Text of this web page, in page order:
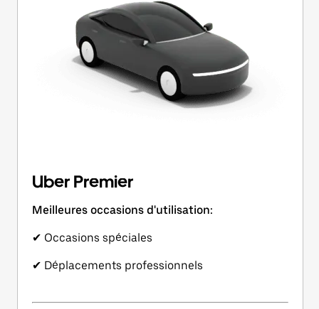
Uber Premier
Meilleures occasions d'utilisation:
✔ Occasions spéciales
✔ Déplacements professionnels